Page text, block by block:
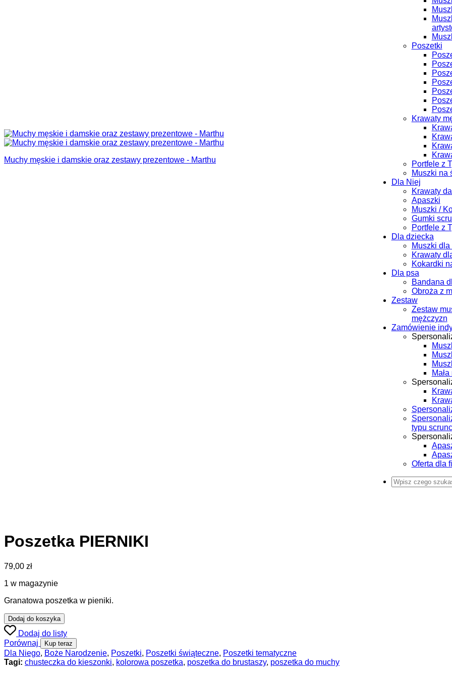
Muchy męskie i damskie oraz zestawy prezentowe - Marthu
Poszetki
Krawaty
Portfele z
Muszki na
Dla Niej
Krawaty
Apaszki
Muszki /
Gumki
Portfele z
Dla dziecka
Muszki dla
Krawaty
Kokardki
Dla psa
Bandana
Obroża z
Zestaw
Zestaw
mężczyzn
Zamówienie
typu
Oferta dla
Poszetka PIERNIKI
79,00 zł
1 w magazynie
Granatowa poszetka w pieniki.
Dodaj do koszyka
Dodaj do listy
Porównaj
Kup teraz
Dla Niego, Boże Narodzenie, Poszetki, Poszetki świąteczne, Poszetki tematyczne
Tagi: chusteczka do kieszonki, kolorowa poszetka, poszetka do brustaszy, poszetka do muchy